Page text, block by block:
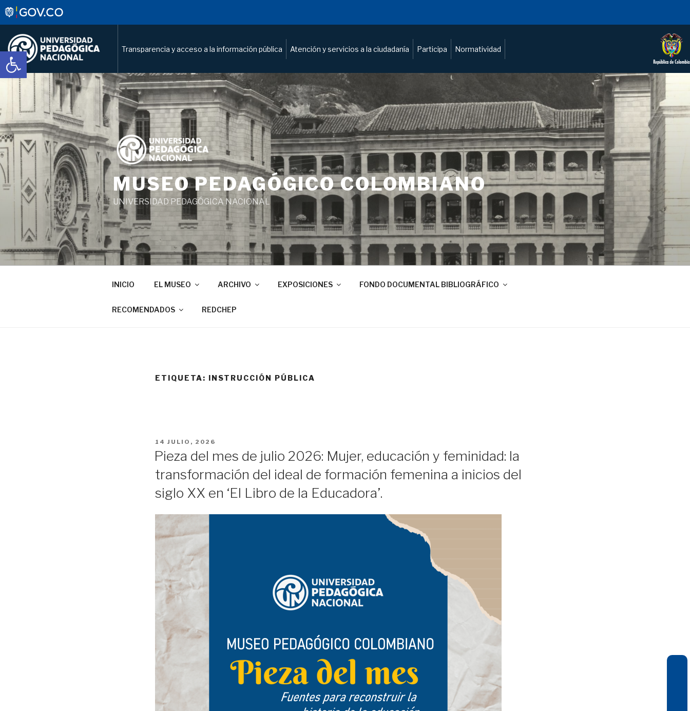
Abrir barra de herramientas Transparencia y acceso a la información pública Atención y servicios a la ciudadanía Participa Normatividad
Saltar
contenido
MUSEO PEDAGÓGICO COLOMBIANO
UNIVERSIDAD PEDAGÓGICA NACIONAL
INICIO EL MUSEO ARCHIVO EXPOSICIONES FONDO DOCUMENTAL BIBLIOGRÁFICO
RECOMENDADOS REDCHEP
ETIQUETA: INSTRUCCIÓN PÚBLICA
PUBLICADO
14 JULIO, 2026
Pieza del mes de julio 2026: Mujer, educación y feminidad: la
transformación del ideal de formación femenina a inicios del
siglo XX en ‘El Libro de la Educadora’.